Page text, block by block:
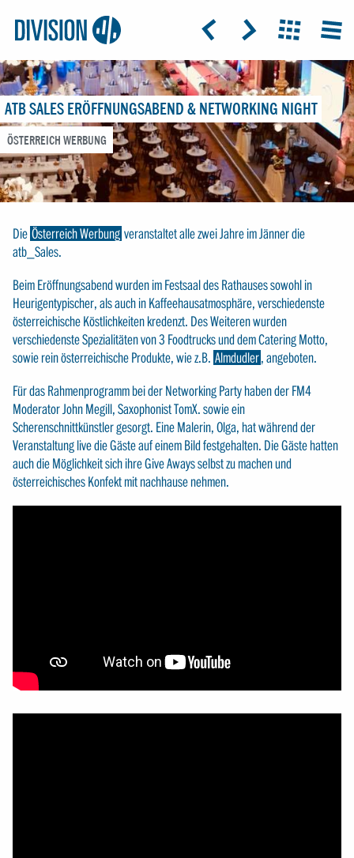
Logo:
Division4
ICON: ARROW-LEFT
ICON: ARROW-RIGHT
ICON:
ATB SALES ERÖFFNUNGSABEND & NETWORKING NIGHT
ÖSTERREICH WERBUNG
Die Österreich Werbung veranstaltet alle zwei Jahre im Jänner die
atb_Sales.
Beim Eröffnungsabend wurden im Festsaal des Rathauses sowohl in
Heurigentypischer, als auch in Kaffeehausatmosphäre, verschiedenste
österreichische Köstlichkeiten kredenzt. Des Weiteren wurden
verschiedenste Spezialitäten von 3 Foodtrucks und dem Catering Motto,
sowie rein österreichische Produkte, wie z.B. Almdudler, angeboten.
Für das Rahmenprogramm bei der Networking Party haben der FM4
Moderator John Megill, Saxophonist TomX. sowie ein
Scherenschnittkünstler gesorgt. Eine Malerin, Olga, hat während der
Veranstaltung live die Gäste auf einem Bild festgehalten. Die Gäste hatten
auch die Möglichkeit sich ihre Give Aways selbst zu machen und
österreichisches Konfekt mit nachhause nehmen.